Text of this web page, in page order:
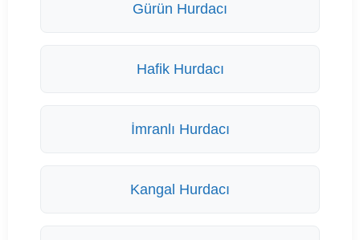
Gürün Hurdacı
Hafik Hurdacı
İmranlı Hurdacı
Kangal Hurdacı